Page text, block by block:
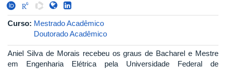
Curso: Mestrado Acadêmico
Doutorado Acadêmico
Aniel Silva de Morais recebeu os graus de Bacharel e Mestre
em Engenharia Elétrica pela Universidade Federal de